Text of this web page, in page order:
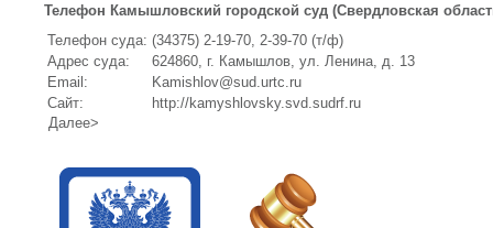
Телефон Камышловский городской суд (Свердловская
Телефон суда: (34375) 2-19-70, 2-39-70 (т/ф)
Адрес суда:
624860, г. Камышлов, ул. Ленина, д. 13
Email:
Kamishlov@sud.urtc.ru
Сайт:
http://kamyshlovsky.svd.sudrf.ru
Далее>